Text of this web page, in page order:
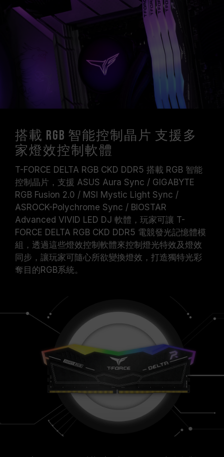
搭載 RGB 智能控制晶片 支援多
家燈效控制軟體
T-FORCE DELTA RGB CKD DDR5 搭載 RGB 智能
控制晶片，支援 ASUS Aura Sync / GIGABYTE
RGB Fusion 2.0 / MSI Mystic Light Sync /
ASROCK-Polychrome Sync / BIOSTAR
Advanced VIVID LED DJ 軟體，玩家可讓 T-
FORCE DELTA RGB CKD DDR5 電競發光記憶體模
組，透過這些燈效控制軟體來控制燈光特效及燈效
同步，讓玩家可隨心所欲變換燈效，打造獨特光彩
奪目的RGB系統。